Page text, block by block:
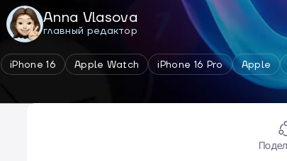
Anna Vlasova
главный редактор
iPhone 16 Apple Watch iPhone 16 Pro Apple